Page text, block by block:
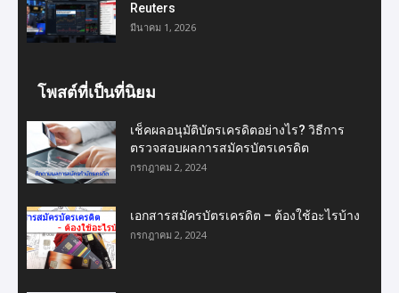
Reuters
มีนาคม 1, 2026
โพสต์ที่เป็นที่นิยม
เช็คผลอนุมัติบัตรเครดิตอย่างไร? วิธีการ
ตรวจสอบผลการสมัครบัตรเครดิต
กรกฎาคม 2, 2024
เอกสารสมัครบัตรเครดิต – ต้องใช้อะไรบ้าง
กรกฎาคม 2, 2024